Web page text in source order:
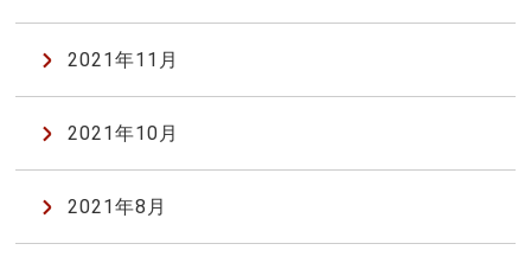
2021年11月
2021年10月
2021年8月